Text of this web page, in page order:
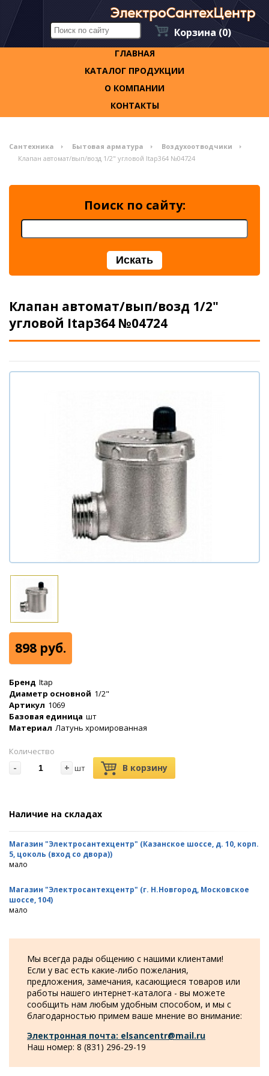
Корзина (0)
ГЛАВНАЯ
КАТАЛОГ ПРОДУКЦИИ
О КОМПАНИИ
КОНТАКТЫ
Сантехника Бытовая арматура
Воздухоотводчики
Клапан автомат/вып/возд 1/2" угловой Itap364 №04724
Поиск по сайту:
Клапан автомат/вып/возд 1/2"
угловой Itap364 №04724
898 руб.
Бренд Itap
Диаметр основной 1/2"
Артикул 1069
Базовая единица шт
Материал Латунь хромированная
Количество
- + шт В корзину
Наличие на складах
Магазин "Электросантехцентр" (Казанское шоссе, д. 10, корп.
5, цоколь (вход со двора))
мало
Магазин "Электросантехцентр" (г. Н.Новгород, Московское
шоссе, 104)
мало
Мы всегда рады общению с нашими клиентами!
Если у вас есть какие-либо пожелания,
предложения, замечания, касающиеся товаров или
работы нашего интернет-каталога - вы можете
сообщить нам любым удобным способом, и мы с
благодарностью примем ваше мнение во внимание:
Электронная почта: elsancentr@mail.ru
Наш номер: 8 (831) 296-29-19